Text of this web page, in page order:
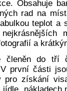
Obsahuje
rad na
teplot a
a
členěn do tří
první části
pro získání